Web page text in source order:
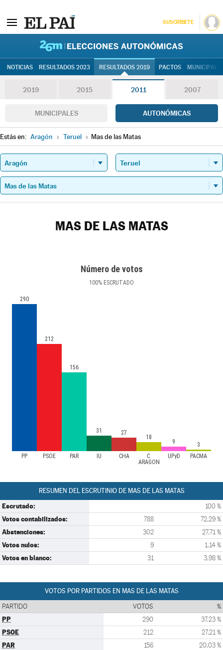
SUSCRÍBETE
NOTICIAS RESULTADOS 2023 RESULTADOS 2019 PACTOS
2019 2015 2011 2007
MUNICIPALES AUTONÓMICAS
Estás en: Aragón » Teruel » Mas de las Matas
MAS DE LAS MATAS
Número de votos
100% ESCRUTADO
PP PSOE PAR IU CHA
C.
ARAGON
UPyD PACMA
290
212
156
31 27
18
9 3
RESUMEN DEL ESCRUTINIO DE MAS DE LAS MATAS
Escrutado: 100 %
Votos contabilizados: 788 72,29 %
Abstenciones: 302 27,71 %
Votos nulos: 9 1,14 %
Votos en blanco: 31 3,98 %
VOTOS POR PARTIDOS EN MAS DE LAS MATAS
PARTIDO VOTOS %
PP 290 37,23 %
PSOE 212 27,21 %
PAR 156 20,03 %